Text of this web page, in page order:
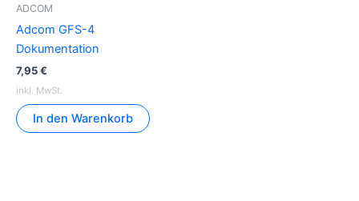
ADCOM
Adcom GFS-4
Dokumentation
7,95€
inkl. MwSt.
In den Warenkorb